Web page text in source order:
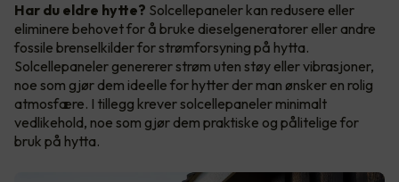
Har du eldre hytte? Solcellepaneler kan redusere eller
eliminere behovet for å bruke dieselgeneratorer eller andre
fossile brenselkilder for strømforsyning på hytta.
Solcellepaneler genererer strøm uten støy eller vibrasjoner,
noe som gjør dem ideelle for hytter der man ønsker en rolig
atmosfære. I tillegg krever solcellepaneler minimalt
vedlikehold, noe som gjør dem praktiske og pålitelige for
bruk på hytta.